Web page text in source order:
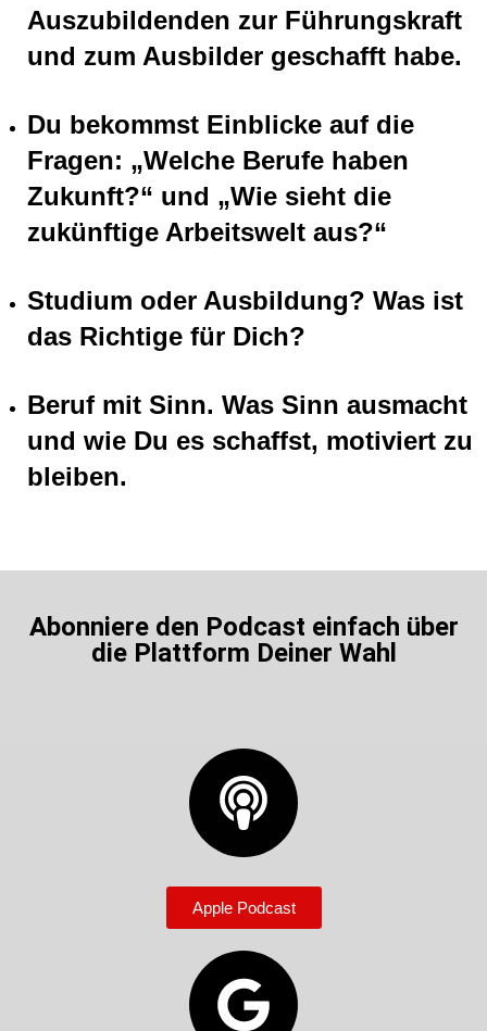
Auszubildenden zur Führungskraft
und zum Ausbilder geschafft habe.
Du bekommst Einblicke auf die
Fragen: „Welche Berufe haben
Zukunft?“ und „Wie sieht die
zukünftige Arbeitswelt aus?“
Studium oder Ausbildung? Was ist
das Richtige für Dich?
Beruf mit Sinn. Was Sinn ausmacht
und wie Du es schaffst, motiviert zu
bleiben.
Abonniere den Podcast einfach über
die Plattform Deiner Wahl
Apple Podcast